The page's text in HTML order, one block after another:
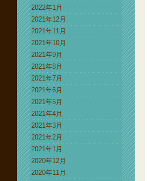
2022年1月
2021年12月
2021年11月
2021年10月
2021年9月
2021年8月
2021年7月
2021年6月
2021年5月
2021年4月
2021年3月
2021年2月
2021年1月
2020年12月
2020年11月